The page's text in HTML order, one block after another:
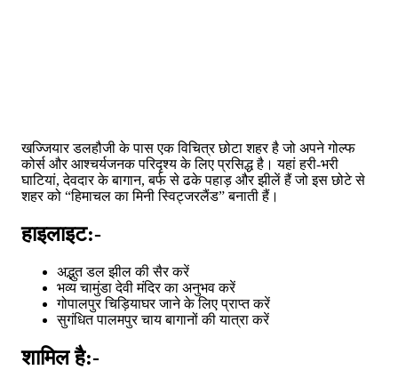
खज्जियार डलहौजी के पास एक विचित्र छोटा शहर है जो अपने गोल्फ
कोर्स और आश्चर्यजनक परिदृश्य के लिए प्रसिद्ध है। यहां हरी-भरी
घाटियां, देवदार के बागान, बर्फ से ढके पहाड़ और झीलें हैं जो इस छोटे से
शहर को “हिमाचल का मिनी स्विट्जरलैंड” बनाती हैं।
हाइलाइट:-
अद्भुत डल झील की सैर करें
भव्य चामुंडा देवी मंदिर का अनुभव करें
गोपालपुर चिड़ियाघर जाने के लिए प्राप्त करें
सुगंधित पालमपुर चाय बागानों की यात्रा करें
शामिल है:-